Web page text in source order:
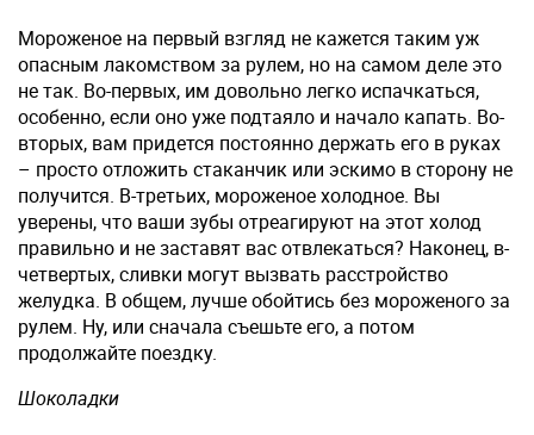
Мороженое на первый взгляд не кажется таким уж
опасным лакомством за рулем, но на самом деле это
не так. Во-первых, им довольно легко испачкаться,
особенно, если оно уже подтаяло и начало капать. Во-
вторых, вам придется постоянно держать его в руках
– просто отложить стаканчик или эскимо в сторону не
получится. В-третьих, мороженое холодное. Вы
уверены, что ваши зубы отреагируют на этот холод
правильно и не заставят вас отвлекаться? Наконец, в-
четвертых, сливки могут вызвать расстройство
желудка. В общем, лучше обойтись без мороженого за
рулем. Ну, или сначала съешьте его, а потом
продолжайте поездку.
Шоколадки